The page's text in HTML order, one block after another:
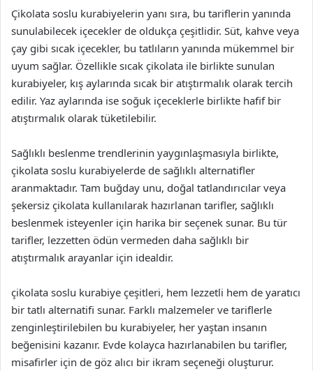
Çikolata soslu kurabiyelerin yanı sıra, bu tariflerin yanında
sunulabilecek içecekler de oldukça çeşitlidir. Süt, kahve veya
çay gibi sıcak içecekler, bu tatlıların yanında mükemmel bir
uyum sağlar. Özellikle sıcak çikolata ile birlikte sunulan
kurabiyeler, kış aylarında sıcak bir atıştırmalık olarak tercih
edilir. Yaz aylarında ise soğuk içeceklerle birlikte hafif bir
atıştırmalık olarak tüketilebilir.
Sağlıklı beslenme trendlerinin yaygınlaşmasıyla birlikte,
çikolata soslu kurabiyelerde de sağlıklı alternatifler
aranmaktadır. Tam buğday unu, doğal tatlandırıcılar veya
şekersiz çikolata kullanılarak hazırlanan tarifler, sağlıklı
beslenmek isteyenler için harika bir seçenek sunar. Bu tür
tarifler, lezzetten ödün vermeden daha sağlıklı bir
atıştırmalık arayanlar için idealdir.
çikolata soslu kurabiye çeşitleri, hem lezzetli hem de yaratıcı
bir tatlı alternatifi sunar. Farklı malzemeler ve tariflerle
zenginleştirilebilen bu kurabiyeler, her yaştan insanın
beğenisini kazanır. Evde kolayca hazırlanabilen bu tarifler,
misafirler için de göz alıcı bir ikram seçeneği oluşturur.